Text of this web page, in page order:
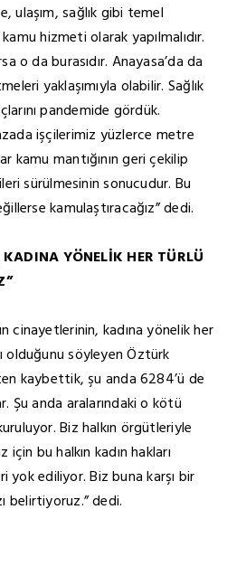
ulaşım, sağlık gibi temel
hizmeti olarak yapılmalıdır.
o da burasıdır. Anayasa’da da
yaklaşımıyla olabilir. Sağlık
pandemide gördük.
işçilerimiz yüzlerce metre
kamu mantığının geri çekilip
sürülmesinin sonucudur. Bu
kamulaştıracağız” dedi.
YÖNELİK HER TÜRLÜ
cinayetlerinin, kadına yönelik her
olduğunu söyleyen Öztürk
kaybettik, şu anda 6284’ü de
Şu anda aralarındaki o kötü
Biz halkın örgütleriyle
bu halkın kadın hakları
yok ediliyor. Biz buna karşı bir
belirtiyoruz.” dedi.